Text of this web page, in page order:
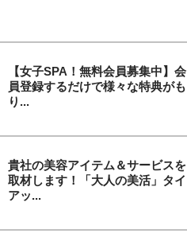
【女子SPA！無料会員募集中】会
員登録するだけで様々な特典がも
り...
貴社の美容アイテム＆サービスを
取材します！「大人の美活」タイ
アッ...